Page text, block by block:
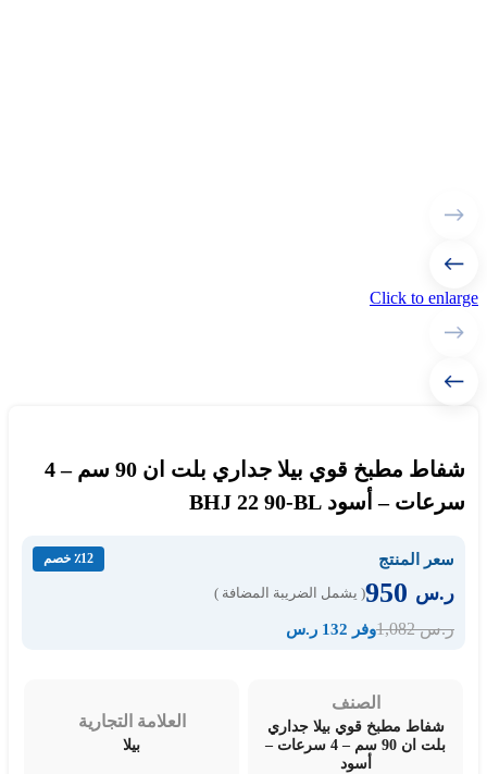
Click to enlarge
شفاط مطبخ قوي بيلا جداري بلت ان 90 سم – 4
سرعات – أسود BHJ 22 90-BL
سعر المنتج ٪12 خصم
ر.س ( يشمل الضريبة المضافة )
ر.س1,082 وفر 132 ر.س
الصنف
شفاط مطبخ قوي بيلا جداري
بلت ان 90 سم – 4 سرعات –
أسود
العلامة التجارية
بيلا